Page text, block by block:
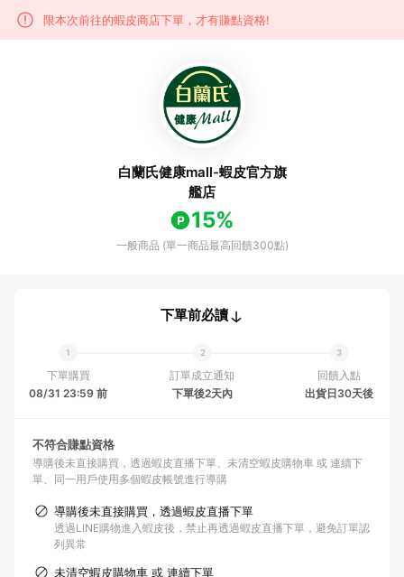
限本次前往的蝦皮商店下單，才有賺點資格!
白蘭氏健康mall-蝦皮官方旗
艦店
15%
一般商品 (單一商品最高回饋300點)
下單前必讀
下單購買
08/31 23:59 前
訂單成立通知
下單後2天內
回饋入點
出貨日30天後
不符合賺點資格
導購後未直接購買，透過蝦皮直播下單
未清空蝦皮購物車 或 連續下
單
同一用戶使用多個蝦皮帳號進行導購
導購後未直接購買，透過蝦皮直播下單
透過LINE購物進入蝦皮後，禁止再透過蝦皮直播下單，避免訂單認
列異常
未清空蝦皮購物車 或 連續下單